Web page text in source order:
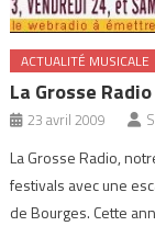
ACTUALITÉ MUSICALE
La Grosse
23 avril 2009
La Grosse Radio,
festivals avec une
de Bourges. Cette